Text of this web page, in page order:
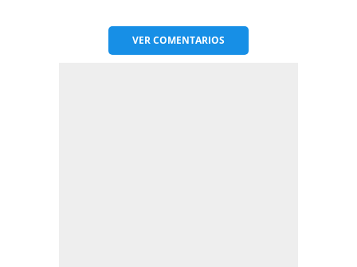
VERCOMENTARIOS